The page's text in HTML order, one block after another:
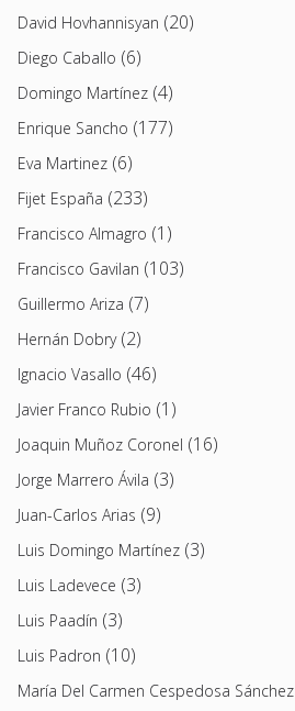
David Hovhannisyan (20)
Diego Caballo (6)
Domingo Martínez (4)
Enrique Sancho (177)
Eva Martinez (6)
Fijet España (233)
Francisco Almagro (1)
Francisco Gavilan (103)
Guillermo Ariza (7)
Hernán Dobry(2)
Ignacio Vasallo (46)
Javier Franco Rubio (1)
Joaquin Muñoz Coronel (16)
Jorge Marrero Ávila (3)
Juan-Carlos Arias (9)
Luis Domingo Martínez (3)
Luis Ladevece (3)
Luis Paadín (3)
Luis Padron (10)
María Del Carmen Cespedosa Sánchez